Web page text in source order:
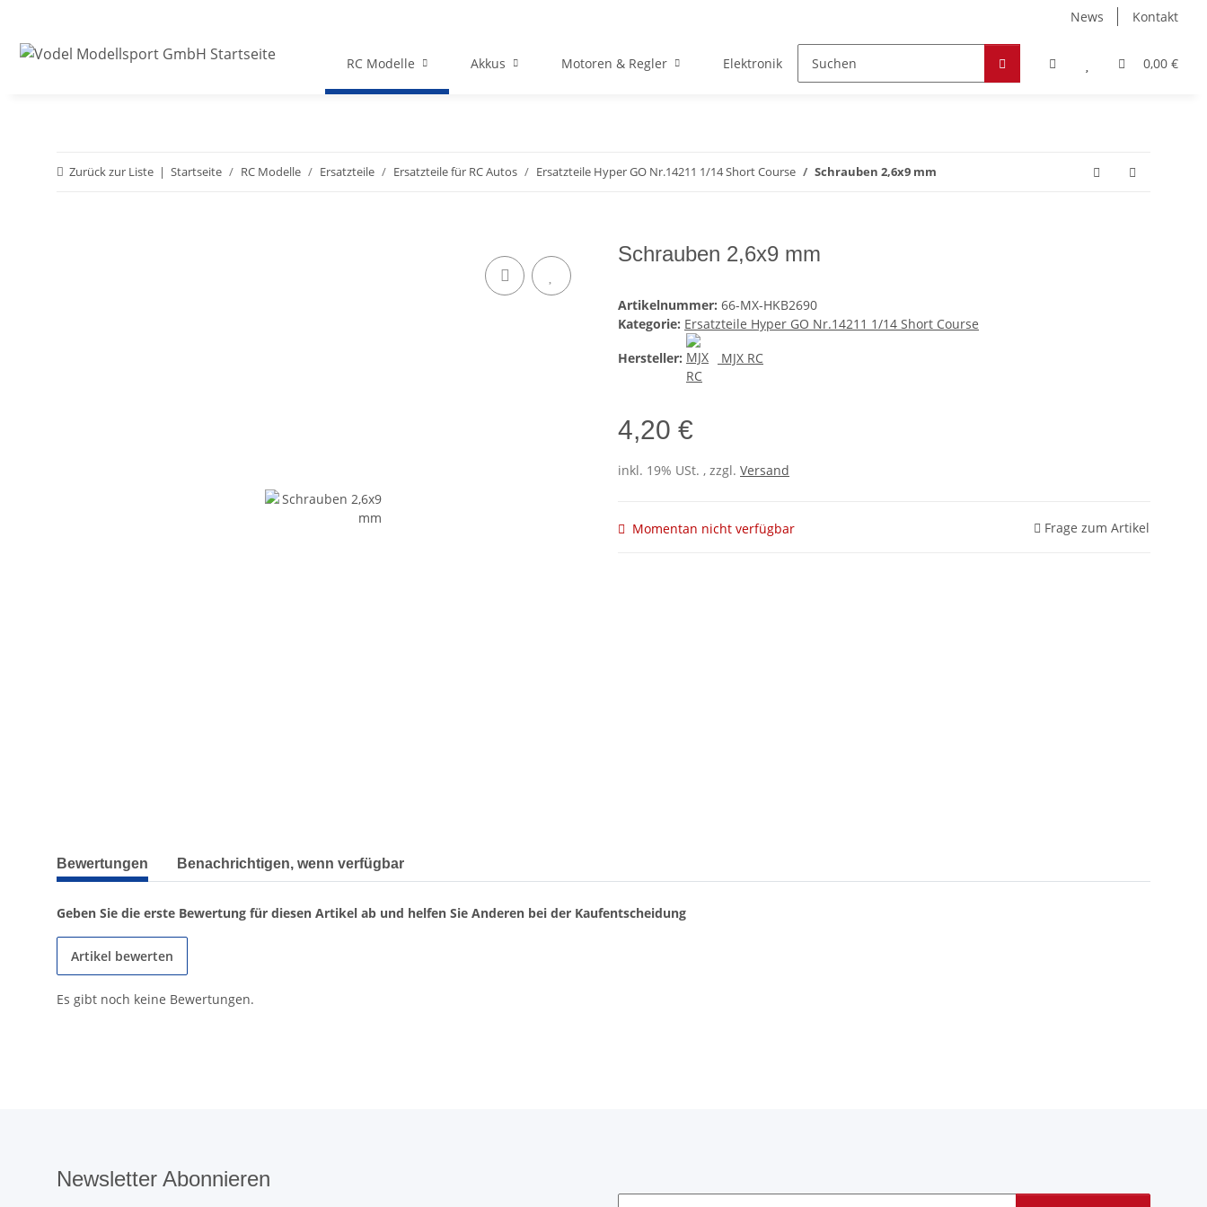
News Kontakt
0,00 €
RC Modelle Akkus Motoren & Regler Elektronik Zubehör Hobby & Freizeit Werkstoffe
Zurück zur Liste Startseite RC Modelle Ersatzteile Ersatzteile für RC Autos Ersatzteile Hyper GO Nr.14211 1/14 Short Course Schrauben 2,6x9 mm
Schrauben 2,6x9 mm
Artikelnummer: 66-MX-HKB2690
Kategorie: Ersatzteile Hyper GO Nr.14211 1/14 Short Course
Hersteller:
MJX RC
4,20 €
inkl. 19% USt. , zzgl. Versand
Momentan nicht verfügbar Frage zum Artikel
weitere Registerkarten anzeigen
Bewertungen Benachrichtigen, wenn verfügbar
Geben Sie die erste Bewertung für diesen Artikel ab und helfen Sie Anderen bei der Kaufentscheidung
Artikel bewerten
Es gibt noch keine Bewertungen.
Newsletter Abonnieren